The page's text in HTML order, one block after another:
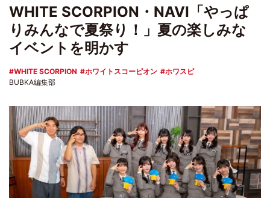
WHITE SCORPION・NAVI「やっぱ
りみんなで夏祭り！」夏の楽しみな
イベントを明かす
WHITE SCORPION ホワイトスコーピオン
ホワスピ
BUBKA編集部